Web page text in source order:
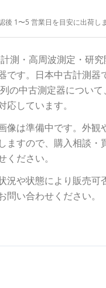
後 1〜5 営業日を目安に出荷しま
測・高周波測定・研
です。 日本中古計測器
の中古測定器について
しています。
像は準備中です。外観
ますので、購入相談・
ださい。
況や状態により販売可
い合わせください。